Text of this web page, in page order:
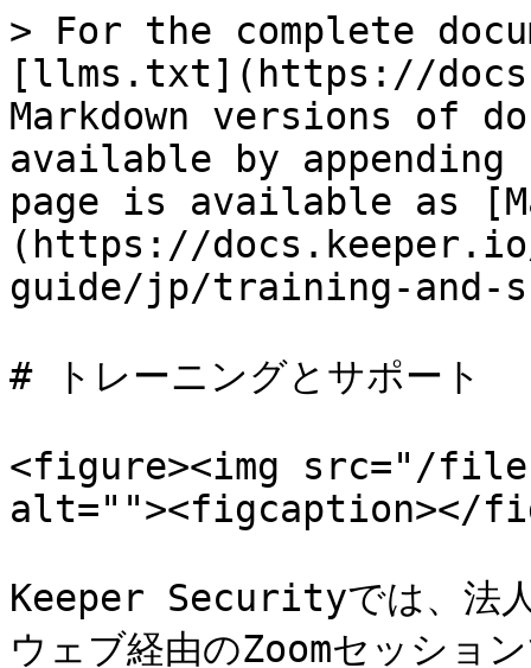
> For the complete
[llms.txt](https://
Markdown versions of
available by
page is available as
(https://
guide/jp/training-and-
# トレーニングとサポート
<figure><img src="/files/
alt=""><figcaption></
Keeper Securityでは、法人
ウェブ経由のZoomセッショ